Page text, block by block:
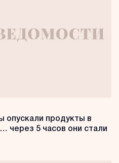
продукты в
через 5 часов они стали